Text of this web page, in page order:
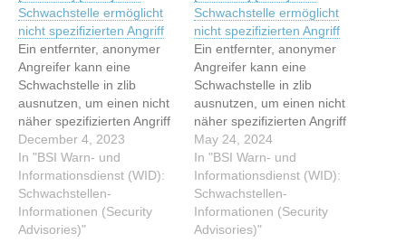
Schwachstelle ermöglicht
nicht spezifizierten Angriff
Ein entfernter, anonymer
Angreifer kann eine
Schwachstelle in zlib
ausnutzen, um einen nicht
näher spezifizierten Angriff
durchzuführen. Dieser
Artikel wurde indexiert von
BSI Warn- und
Informationsdienst (WID):
Schwachstellen-
Informationen (Security
December 4, 2023
In "BSI Warn- und
Informationsdienst (WID):
Schwachstellen-
Informationen (Security
Advisories)"
Schwachstelle ermöglicht
nicht spezifizierten Angriff
Ein entfernter, anonymer
Angreifer kann eine
Schwachstelle in zlib
ausnutzen, um einen nicht
näher spezifizierten Angriff
durchzuführen. Dieser
Artikel wurde indexiert von
BSI Warn- und
Informationsdienst (WID):
Schwachstellen-
Informationen (Security
May 24, 2024
In "BSI Warn- und
Informationsdienst (WID):
Schwachstellen-
Informationen (Security
Advisories)"